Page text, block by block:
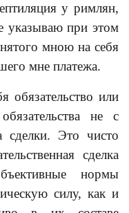
у римлян,
указываю при этом
мною на себя
мне платежа.
или
не с
сделки. Это чисто
сделка
нормы
силу, как и